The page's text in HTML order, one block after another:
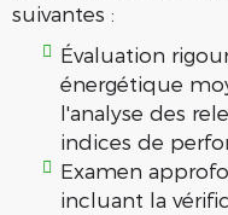
suivantes :
Évaluation
énergétique
l'analyse des
indices de
Examen
incluant la